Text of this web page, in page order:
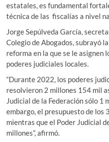
estatales, es fundamental
técnica de las fiscalías a nivel
Jorge Sepúlveda García,
Colegio de Abogados, subrayó
reforma en la que se le asignen
poderes judiciales locales.
“Durante 2022, los poderes
resolvieron 2 millones 154 mil
Judicial de la Federación sólo 1
embargo, el presupuesto de los
mientras que el Poder Judicial
millones”, afirmó.